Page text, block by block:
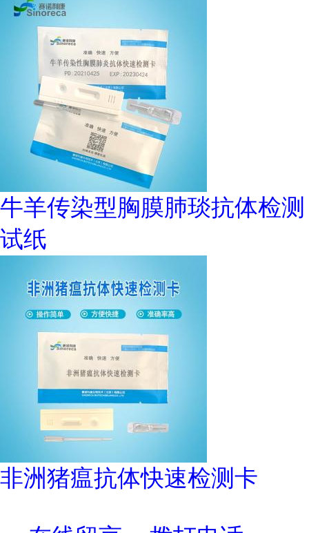
牛羊传染型胸膜肺琰抗体检测
试纸
非洲猪瘟抗体快速检测卡